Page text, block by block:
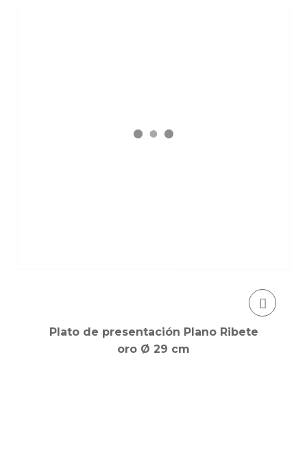
Plato de presentación Plano Ribete
oro Ø 29 cm